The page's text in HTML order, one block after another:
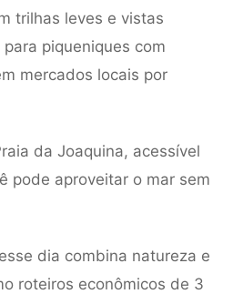
trilhas leves e vistas
piqueniques com
mercados locais por
da Joaquina, acessível
pode aproveitar o mar sem
dia combina natureza e
roteiros econômicos de 3